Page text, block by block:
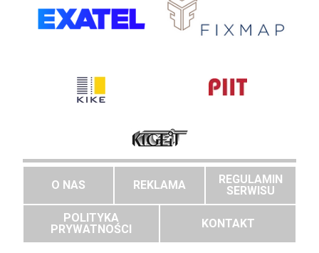
O NAS REKLAMA
REGULAMIN
SERWISU
POLITYKA
PRYWATNOŚCI
KONTAKT